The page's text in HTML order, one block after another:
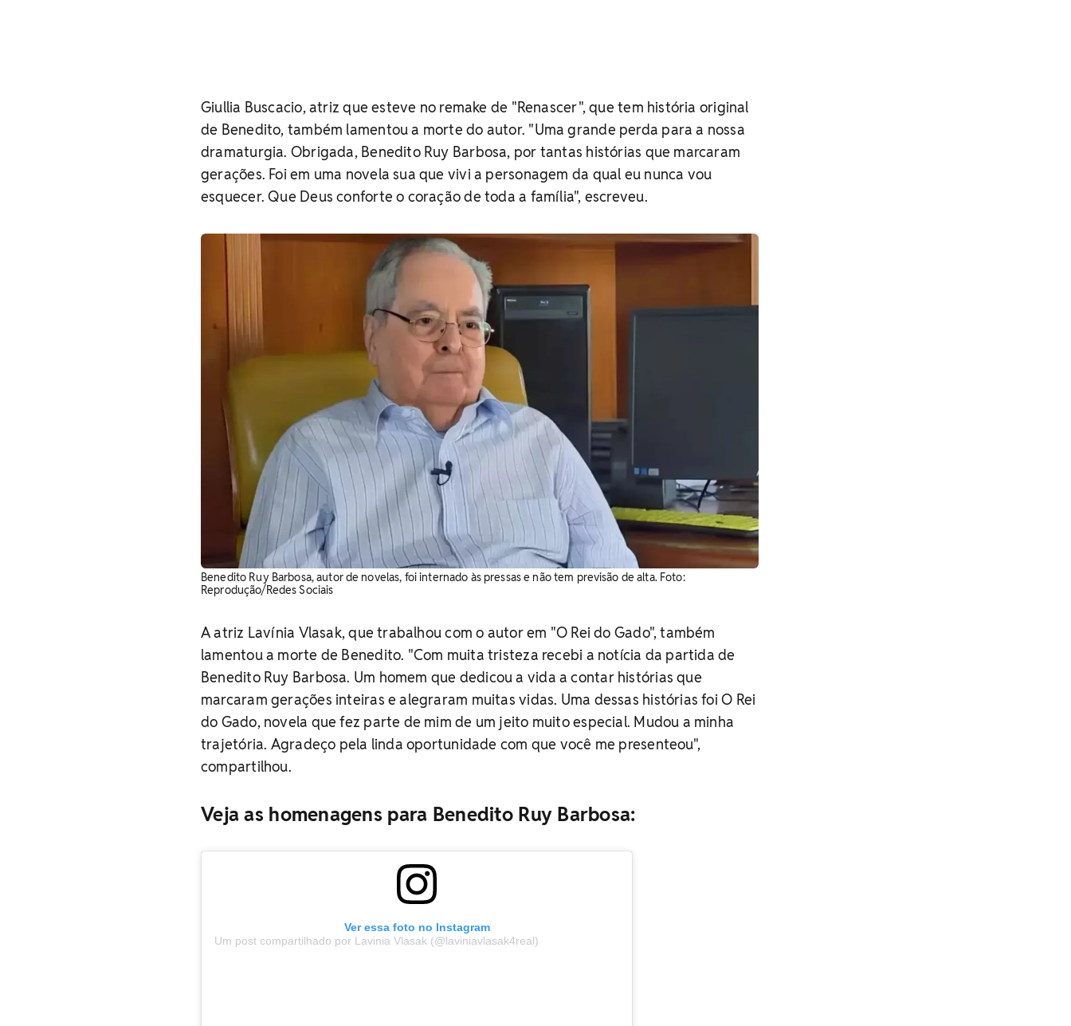
Giullia Buscacio, atriz que esteve no remake de "Renascer", que tem história original
de Benedito, também lamentou a morte do autor. "Uma grande perda para a nossa
dramaturgia. Obrigada, Benedito Ruy Barbosa, por tantas histórias que marcaram
gerações. Foi em uma novela sua que vivi a personagem da qual eu nunca vou
esquecer. Que Deus conforte o coração de toda a família", escreveu.
Benedito Ruy Barbosa, autor de novelas, foi internado às pressas e não tem previsão de alta. Foto:
Reprodução/Redes Sociais
A atriz Lavínia Vlasak, que trabalhou com o autor em "O Rei do Gado", também
lamentou a morte de Benedito. "Com muita tristeza recebi a notícia da partida de
Benedito Ruy Barbosa. Um homem que dedicou a vida a contar histórias que
marcaram gerações inteiras e alegraram muitas vidas. Uma dessas histórias foi O Rei
do Gado, novela que fez parte de mim de um jeito muito especial. Mudou a minha
trajetória. Agradeço pela linda oportunidade com que você me presenteou",
compartilhou.
Veja as homenagens para Benedito Ruy Barbosa:
Ver essa foto no Instagram
Um post compartilhado por Lavinia Vlasak (@laviniavlasak4real)